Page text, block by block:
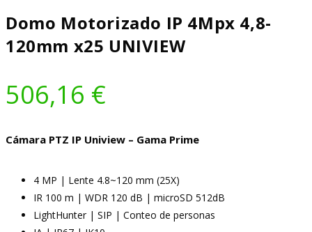
Domo Motorizado IP 4Mpx 4,8-
120mm x25 UNIVIEW
506,16 €
Cámara PTZ IP Uniview – Gama Prime
4 MP | Lente 4.8~120 mm (25X)
IR 100 m | WDR 120 dB | microSD 512dB
LightHunter | SIP | Conteo de personas